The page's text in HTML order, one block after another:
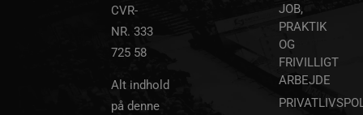
CVR-
NR. 333
725 58
Alt indhold
på denne
JOB,
PRAKTIK
OG
FRIVILLIGT
ARBEJDE
Udbyder / Domæne Udløbsdato Beskrivelse
Udløbsdato